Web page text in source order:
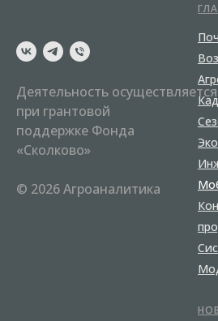
Деятельность осуществляется
при грантовой
поддержке Фонда
«Сколково»
© 2026 Агроаналитика